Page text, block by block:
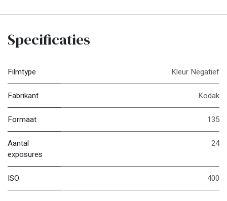
Specificaties
Filmtype Kleur Negatief
Fabrikant Kodak
Formaat 135
Aantal
exposures
24
ISO 400